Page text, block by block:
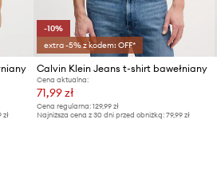
zł
-10%
extra -5% z kodem: OFF*
Calvin Klein Jeans t-shirt bawełniany
Cena aktualna:
71,99 zł
Cena regularna:129,99 zł
Najniższa cena z 30 dni przed obniżką:79,99 zł